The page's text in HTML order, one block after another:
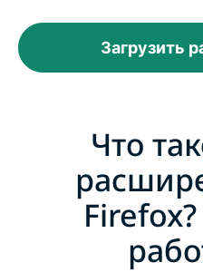
Загрузить
Что